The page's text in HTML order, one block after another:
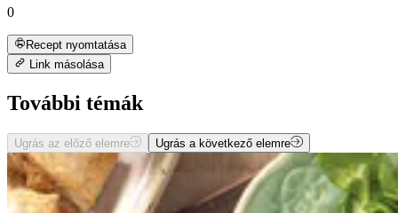
0
Recept nyomtatása
Link másolása
További témák
Ugrás az előző elemre Ugrás a következő elemre